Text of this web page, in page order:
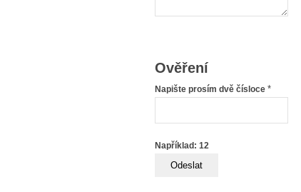
Ověření
Napište prosím dvě čísloce *
Například: 12